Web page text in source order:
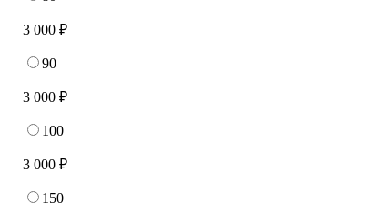
3 000 ₽
90
3 000 ₽
100
3 000 ₽
150